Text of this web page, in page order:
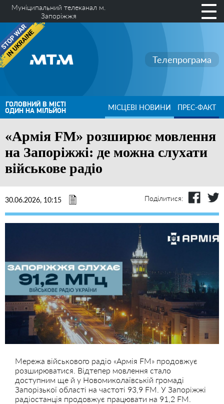
Муніципальний телеканал м.
Запоріжжя
Телепрограма
ГОЛОВНИЙ В МІСТІ
ОДИН НА МІЛЬЙОН МІСЦЕВІ НОВИНИ ПРЕС-ФАКТ
«Армія FM» розширює мовлення
на Запоріжжі: де можна слухати
військове радіо
30.06.2026, 10:15 Поділитися:
Мережа військового радіо «Армія FM» продовжує
розширюватися. Відтепер мовлення стало
доступним ще й у Новомиколаївській громаді
Запорізької області на частоті 93,9 FM. У Запоріжжі
радіостанція продовжує працювати на 91,2 FM.